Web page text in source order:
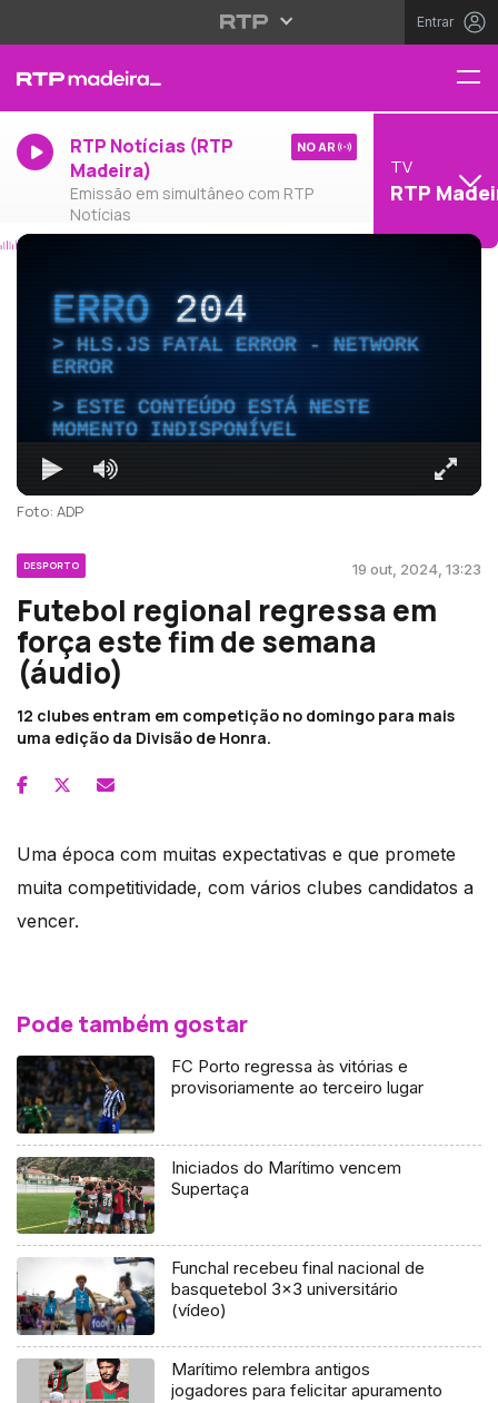
Entrar
RTP Notícias (RTP
Madeira)
Emissão em simultâneo com RTP
Notícias
NO AR
TV
RTP
ERRO204
HLS.JS FATAL ERROR - NETWORK
ERROR
ESTE CONTEÚDO ESTÁ NESTE
MOMENTO INDISPONÍVEL
Foto: ADP
DESPORTO 19 out, 2024, 13:23
Futebol regional regressa em
força este fim de semana
(áudio)
12 clubes entram em competição no domingo para mais
uma edição da Divisão de Honra.
Uma época com muitas expectativas e que promete
muita competitividade, com vários clubes candidatos a
vencer.
Pode também gostar
FC Porto regressa às vitórias e
provisoriamente ao terceiro lugar
Iniciados do Marítimo vencem
Supertaça
Funchal recebeu final nacional de
basquetebol 3×3 universitário
(vídeo)
Marítimo relembra antigos
jogadores para felicitar apuramento